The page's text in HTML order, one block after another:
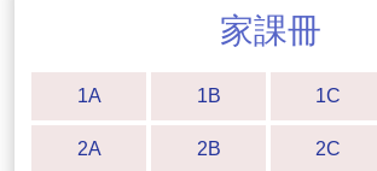
家課冊
1A 1B 1C
2A 2B 2C